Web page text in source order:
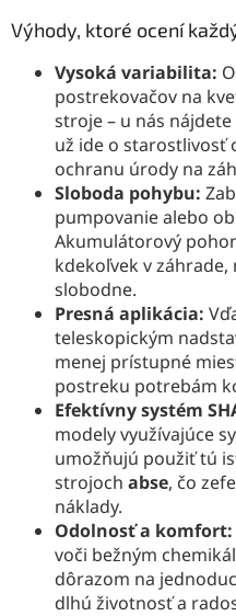
Výhody, ktoré ocení
Vysoká variabilita:
postrekovačov na
stroje – u nás
už ide o starostlivosť
ochranu úrody na
Sloboda pohybu:
pumpovanie alebo
Akumulátorový
kdekoľvek v
slobodne.
Presná aplikácia:
teleskopickým
menej prístupné
postreku potrebám
Efektívny systém
modely využívajúce
umožňujú použiť tú
strojoch abse, čo
náklady.
Odolnosť a komfort:
voči bežným
dôrazom na
dlhú životnosť a